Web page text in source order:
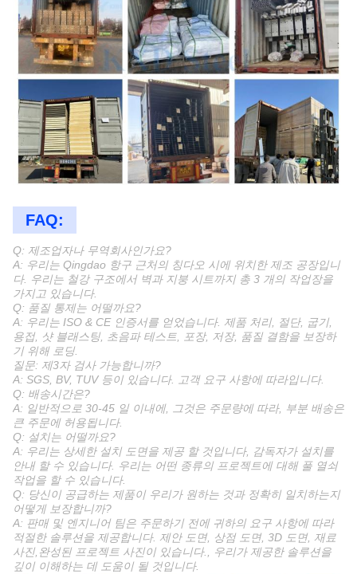
FAQ:
Q: 제조업자나 무역회사인가요?
A: 우리는 Qingdao 항구 근처의 칭다오 시에 위치한 제조 공장입니
다. 우리는 철강 구조에서 벽과 지붕 시트까지 총 3 개의 작업장을
가지고 있습니다.
Q: 품질 통제는 어떨까요?
A: 우리는 ISO & CE 인증서를 얻었습니다. 제품 처리, 절단, 굽기,
용접, 샷 블래스팅, 초음파 테스트, 포장, 저장, 품질 결함을 보장하
기 위해 로딩.
질문: 제3자 검사 가능합니까?
A: SGS, BV, TUV 등이 있습니다. 고객 요구 사항에 따라입니다.
Q: 배송시간은?
A: 일반적으로 30-45 일 이내에, 그것은 주문량에 따라, 부분 배송은
큰 주문에 허용됩니다.
Q: 설치는 어떨까요?
A: 우리는 상세한 설치 도면을 제공 할 것입니다, 감독자가 설치를
안내 할 수 있습니다. 우리는 어떤 종류의 프로젝트에 대해 풀 열쇠
작업을 할 수 있습니다.
Q: 당신이 공급하는 제품이 우리가 원하는 것과 정확히 일치하는지
어떻게 보장합니까?
A: 판매 및 엔지니어 팀은 주문하기 전에 귀하의 요구 사항에 따라
적절한 솔루션을 제공합니다. 제안 도면, 상점 도면, 3D 도면, 재료
사진,완성된 프로젝트 사진이 있습니다., 우리가 제공한 솔루션을
깊이 이해하는 데 도움이 될 것입니다.